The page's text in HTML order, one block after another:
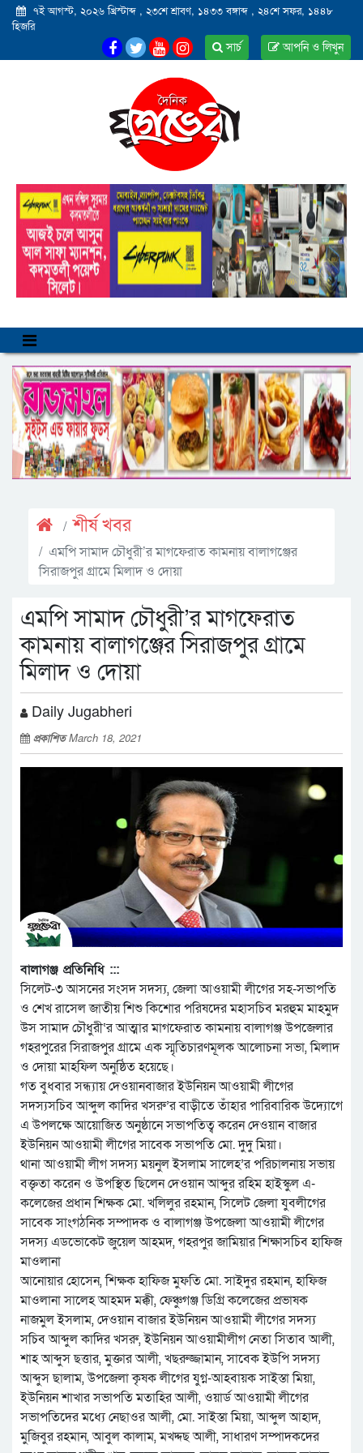
৭ই আগস্ট, ২০২৬ খ্রিস্টাব্দ , ২৩শে শ্রাবণ, ১৪৩৩ বঙ্গাব্দ , ২৪শে সফর, ১৪৪৮
হিজরি
আপনি ও লিখুন
সার্চ
শীর্ষ খবর
এমপি সামাদ চৌধুরী’র মাগফেরাত কামনায় বালাগঞ্জের
সিরাজপুর গ্রামে মিলাদ ও দোয়া
এমপি সামাদ চৌধুরী’র মাগফেরাত
কামনায় বালাগঞ্জের সিরাজপুর গ্রামে
মিলাদ ও দোয়া
Daily Jugabheri
প্রকাশিতMarch 18, 2021
বালাগঞ্জ প্রতিনিধি :::
সিলেট-৩ আসনের সংসদ সদস্য, জেলা আওয়ামী লীগের সহ-সভাপতি
ও শেখ রাসেল জাতীয় শিশু কিশোর পরিষদের মহাসচিব মরহুম মাহমুদ
উস সামাদ চৌধুরী‘র আত্মার মাগফেরাত কামনায় বালাগঞ্জ উপজেলার
গহরপুরের সিরাজপুর গ্রামে এক স্মৃতিচারণমূলক আলোচনা সভা, মিলাদ
ও দোয়া মাহফিল অনুষ্ঠিত হয়েছে।
গত বুধবার সন্ধ্যায় দেওয়ানবাজার ইউনিয়ন আওয়ামী লীগের
সদস্যসচিব আব্দুল কাদির খসরু’র বাড়ীতে তাঁহার পারিবারিক উদ্যোগে
এ উপলক্ষে আয়োজিত অনুষ্ঠানে সভাপতিত্ব করেন দেওয়ান বাজার
ইউনিয়ন আওয়ামী লীগের সাবেক সভাপতি মো. দুদু মিয়া।
থানা আওয়ামী লীগ সদস্য ময়নুল ইসলাম সালেহ’র পরিচালনায় সভায়
বক্তৃতা করেন ও উপস্থিত ছিলেন দেওয়ান আব্দুর রহিম হাইস্কুল এ-
কলেজের প্রধান শিক্ষক মো. খলিলুর রহমান, সিলেট জেলা যুবলীগের
সাবেক সাংগঠনিক সম্পাদক ও বালাগঞ্জ উপজেলা আওয়ামী লীগের
সদস্য এডভোকেট জুয়েল আহমদ, গহরপুর জামিয়ার শিক্ষাসচিব হাফিজ
মাওলানা
আনোয়ার হোসেন, শিক্ষক হাফিজ মুফতি মো. সাইদুর রহমান, হাফিজ
মাওলানা সালেহ আহমদ মক্কী, ফেঞ্চুগঞ্জ ডিগ্রি কলেজের প্রভাষক
নাজমুল ইসলাম, দেওয়ান বাজার ইউনিয়ন আওয়ামী লীগের সদস্য
সচিব আব্দুল কাদির খসরু, ইউনিয়ন আওয়ামীলীগ নেতা সিতাব আলী,
শাহ আব্দুস ছত্তার, মুক্তার আলী, খছরুজ্জামান, সাবেক ইউপি সদস্য
আব্দুস ছালাম, উপজেলা কৃষক লীগের যুগ্ন-আহবায়ক সাইস্তা মিয়া,
ই্উনিয়ন শাখার সভাপতি মতাহির আলী, ওয়ার্ড আওয়ামী লীগের
সভাপতিদের মধ্যে নেছাওর আলী, মো. সাইস্তা মিয়া, আব্দুল আহাদ,
মুজিবুর রহমান, আবুল কালাম, মখদ্দছ আলী, সাধারণ সম্পাদকদের